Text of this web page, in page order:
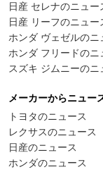
日産 セレナのニュー
日産 リーフのニュー
ホンダ ヴェゼルのニ
ホンダ フリードのニ
スズキ ジムニーのニ
メーカーからニュー
トヨタのニュース
レクサスのニュース
日産のニュース
ホンダのニュース